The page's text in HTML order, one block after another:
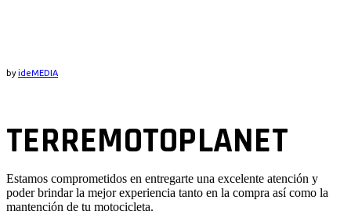
byideMEDIA
TERREMOTOPLANET
Estamos comprometidos en entregarte una excelente atención y
poder brindar la mejor experiencia tanto en la compra así como la
mantención de tu motocicleta.